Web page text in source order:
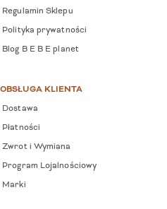
Regulamin Sklepu
Polityka prywatności
Blog B E B E planet
OBSŁUGA KLIENTA
Dostawa
Płatności
Zwrot i Wymiana
Program Lojalnościowy
Marki